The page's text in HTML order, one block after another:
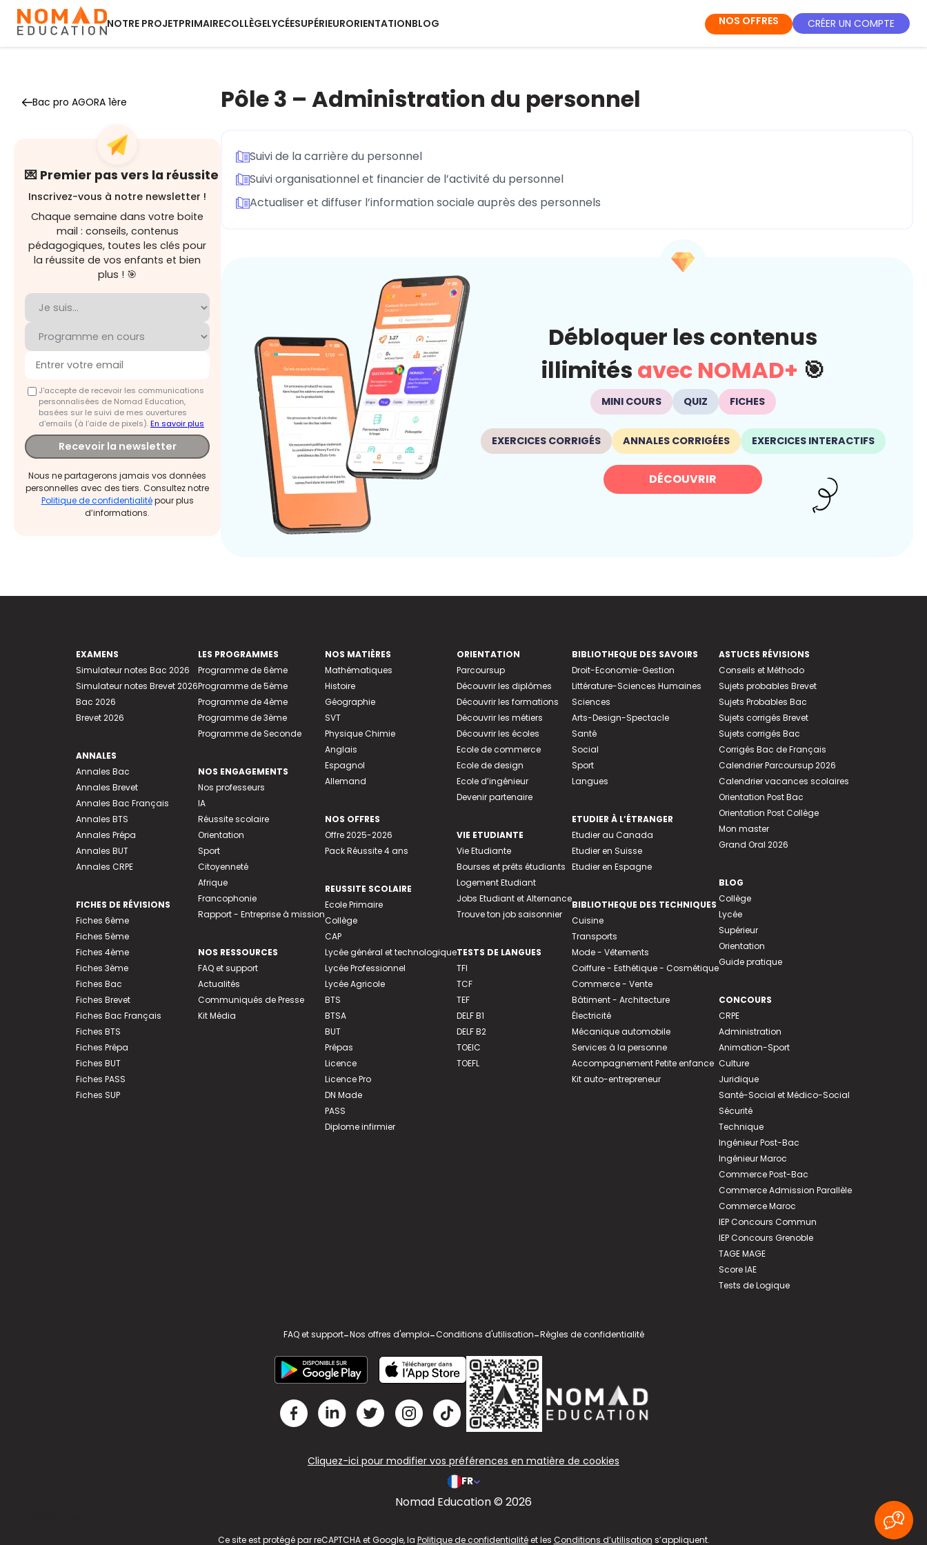
NOTRE PROJETPRIMAIRECOLLÈGELYCÉESUPÉRIEURORIENTATIONBLOG NOS OFFRES CRÉER UN COMPTE
Bac pro AGORA 1ère
💌 Premier pas vers la réussite
Inscrivez-vous à notre newsletter !
Chaque semaine dans votre boite
mail : conseils, contenus
pédagogiques, toutes les clés pour
la réussite de vos enfants et bien
plus ! 🎯
J'accepte de recevoir les communications
personnalisées de Nomad Education,
basées sur le suivi de mes ouvertures
d'emails (à l’aide de pixels).En savoir plus
Recevoir la newsletter
Nous ne partagerons jamais vos données
personnelles avec des tiers. Consultez notre
Politique de confidentialitépour plus
d’informations.
Pôle 3 – Administration du personnel
Suivi de la carrière du personnel
Suivi organisationnel et financier de l’activité du personnel
Actualiser et diffuser l’information sociale auprès des personnels
Débloquer les contenus
illimités avec NOMAD+ 🎯
MINI COURS QUIZ FICHES
EXERCICES CORRIGÉS ANNALES CORRIGÉES EXERCICES INTERACTIFS
DÉCOUVRIR
EXAMENS
Simulateur notes Bac 2026
Simulateur notes Brevet 2026
Bac 2026
Brevet 2026
ANNALES
Annales Bac
Annales Brevet
Annales Bac Français
Annales BTS
Annales Prépa
Annales BUT
Annales CRPE
FICHES DE RÉVISIONS
Fiches 6ème
Fiches 5ème
Fiches 4ème
Fiches 3ème
Fiches Bac
Fiches Brevet
Fiches Bac Français
Fiches BTS
Fiches Prépa
Fiches BUT
Fiches PASS
Fiches SUP
LES PROGRAMMES
Programme de 6ème
Programme de 5ème
Programme de 4ème
Programme de 3ème
Programme de Seconde
NOS ENGAGEMENTS
Nos professeurs
IA
Réussite scolaire
Orientation
Sport
Citoyenneté
Afrique
Francophonie
Rapport - Entreprise à mission
NOS RESSOURCES
FAQ et support
Actualités
Communiqués de Presse
Kit Média
NOS MATIÈRES
Mathématiques
Histoire
Géographie
SVT
Physique Chimie
Anglais
Espagnol
Allemand
NOS OFFRES
Offre 2025-2026
Pack Réussite 4 ans
REUSSITE SCOLAIRE
Ecole Primaire
Collège
CAP
Lycée général et technologique
Lycée Professionnel
Lycée Agricole
BTS
BTSA
BUT
Prépas
Licence
Licence Pro
DN Made
PASS
Diplome infirmier
ORIENTATION
Parcoursup
Découvrir les diplômes
Découvrir les formations
Découvrir les métiers
Découvrir les écoles
Ecole de commerce
Ecole de design
Ecole d’ingénieur
Devenir partenaire
VIE ETUDIANTE
Vie Etudiante
Bourses et prêts étudiants
Logement Etudiant
Jobs Etudiant et Alternance
Trouve ton job saisonnier
TESTS DE LANGUES
TFI
TCF
TEF
DELF B1
DELF B2
TOEIC
TOEFL
BIBLIOTHEQUE DES SAVOIRS
Droit-Economie-Gestion
Littérature-Sciences Humaines
Sciences
Arts-Design-Spectacle
Santé
Social
Sport
Langues
ETUDIER À L’ÉTRANGER
Etudier au Canada
Etudier en Suisse
Etudier en Espagne
BIBLIOTHEQUE DES TECHNIQUES
Cuisine
Transports
Mode - Vêtements
Coiffure - Esthétique - Cosmétique
Commerce - Vente
Bâtiment - Architecture
Électricité
Mécanique automobile
Services à la personne
Accompagnement Petite enfance
Kit auto-entrepreneur
ASTUCES RÉVISIONS
Conseils et Méthodo
Sujets probables Brevet
Sujets Probables Bac
Sujets corrigés Brevet
Sujets corrigés Bac
Corrigés Bac de Français
Calendrier Parcoursup 2026
Calendrier vacances scolaires
Orientation Post Bac
Orientation Post Collège
Mon master
Grand Oral 2026
BLOG
Collège
Lycée
Supérieur
Orientation
Guide pratique
CONCOURS
CRPE
Administration
Animation-Sport
Culture
Juridique
Santé-Social et Médico-Social
Sécurité
Technique
Ingénieur Post-Bac
Ingénieur Maroc
Commerce Post-Bac
Commerce Admission Parallèle
Commerce Maroc
IEP Concours Commun
IEP Concours Grenoble
TAGE MAGE
Score IAE
Tests de Logique
FAQ et support-Nos offres d'emploi-Conditions d'utilisation-Règles de confidentialité
Cliquez-ici pour modifier vos préférences en matière de cookies
FR
Nomad Education © 2026
Ce site est protégé par reCAPTCHA et Google, la Politique de confidentialitéet les Conditions d’utilisation s’appliquent.